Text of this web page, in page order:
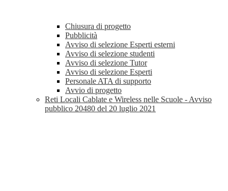
Chiusura di progetto
Pubblicità
Avviso di selezione Esperti esterni
Avviso di selezione studenti
Avviso di selezione Tutor
Avviso di selezione Esperti
Personale ATA di supporto
Avvio di progetto
Reti Locali Cablate e Wireless nelle Scuole - Avviso
pubblico 20480 del 20 luglio 2021